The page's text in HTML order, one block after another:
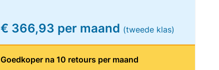
€ 366,93 per maand (tweede klas)
Goedkoper na 10 retours per maand